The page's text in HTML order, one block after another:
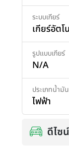
ระบบเกียร์
เกียร์อัต
รูปแบบเกียร์
N/A
ประเภทน้ำมั
ไฟฟ้า
ดีไซน์